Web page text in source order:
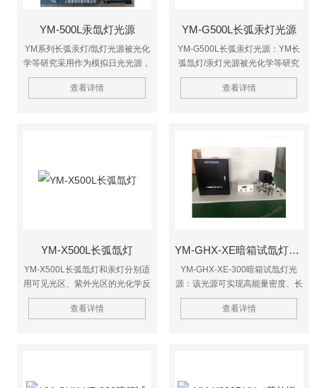
YM-500L汞氙灯光源
YM系列长弧汞灯/氙灯光源被光化
学等研究采用作为模拟日光光源，
兼容汞灯和氙灯，操作简单。灯管
采用优质石英管材，显色性佳，发
见光、紫外光下的光化学、光催
查看详情
YM-G500L长弧汞灯光源
YM-G500L长弧汞灯光源：YM长
弧氙灯/汞灯光源被光化学等研究
采用作为模拟日光光源，兼容氙灯
和汞灯，操作简单。
查看详情
YM-X500L长弧氙灯
YM-X500L长弧氙灯和汞灯分别适
用可见光区、紫外光区的光化学反
应、光催化、光降解污染物、光降
解有害气体等。
查看详情
YM-GHX-XE暗箱试氙灯光源
YM-GHX-XE-300暗箱试氙灯光
源：该光源可实现高能量密度、长
时间连续照射。结合各种滤光片可
实现多种的组合手段，实现窄波段
查看详情